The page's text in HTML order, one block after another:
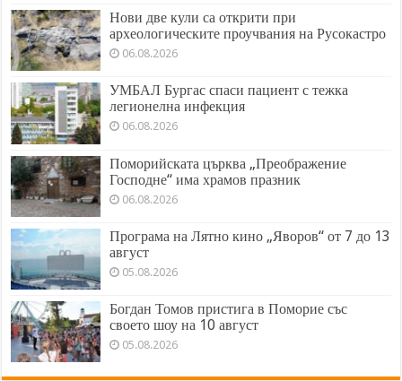
Нови две кули са открити при
археологическите проучвания на Русокастро
06.08.2026
УМБАЛ Бургас спаси пациент с тежка
легионелна инфекция
06.08.2026
Поморийската църква „Преображение
Господне“ има храмов празник
06.08.2026
Програма на Лятно кино „Яворов“ от 7 до 13
август
05.08.2026
Богдан Томов пристига в Поморие със
своето шоу на 10 август
05.08.2026